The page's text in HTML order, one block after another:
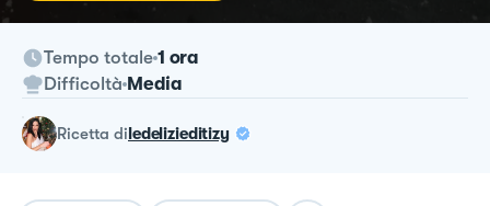
Tempo totale 1 ora
Difficoltà Media
ricetta diledelizieditizy